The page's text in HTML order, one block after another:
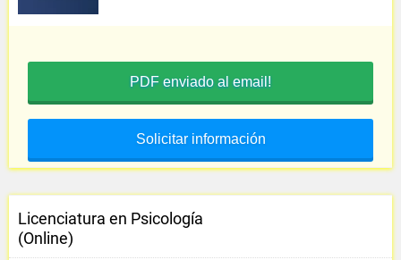
PDF enviado al email!
Solicitar información
Licenciatura en Psicología
(Online)